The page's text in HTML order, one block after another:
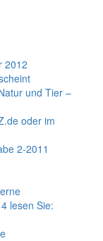
2012
und Tier –
oder im
2-2011
lesen Sie: